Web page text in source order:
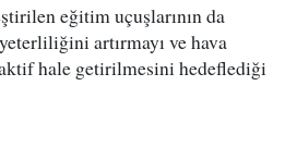
eğitim uçuşlarının da
artırmayı ve hava
hale getirilmesini hedeflediği